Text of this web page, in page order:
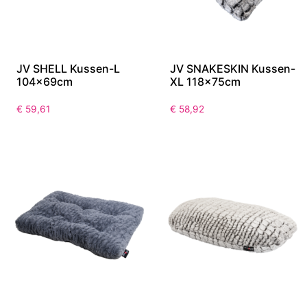
JV SHELL Kussen-L
104x69cm
€ 59,61
JV SNAKESKIN Kussen-
XL 118x75cm
€ 58,92